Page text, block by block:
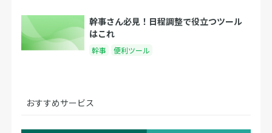
幹事さん必見！日程調整で役立つツール
はこれ
幹事 便利ツール
おすすめサービス